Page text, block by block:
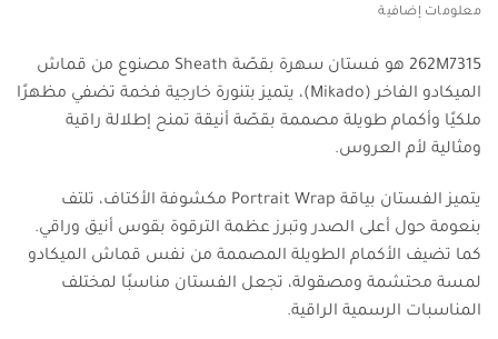
معلومات إضافية
262M7315 هو فستان سهرة بقصّة Sheath مصنوع من قماش
الميكادو الفاخر (Mikado)، يتميز بتنورة خارجية فخمة تضفي مظهرًا
ملكيًا وأكمام طويلة مصممة بقصّة أنيقة تمنح إطلالة راقية
ومثالية لأم العروس.
يتميز الفستان بياقة Portrait Wrap مكشوفة الأكتاف، تلتف
بنعومة حول أعلى الصدر وتبرز عظمة الترقوة بقوس أنيق وراقي.
كما تضيف الأكمام الطويلة المصممة من نفس قماش الميكادو
لمسة محتشمة ومصقولة، تجعل الفستان مناسبًا لمختلف
المناسبات الرسمية الراقية.